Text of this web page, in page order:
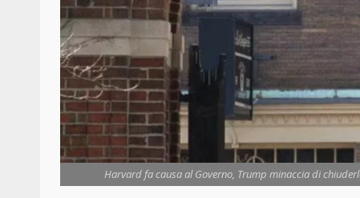
Harvard fa causa al Governo, Trump minaccia di